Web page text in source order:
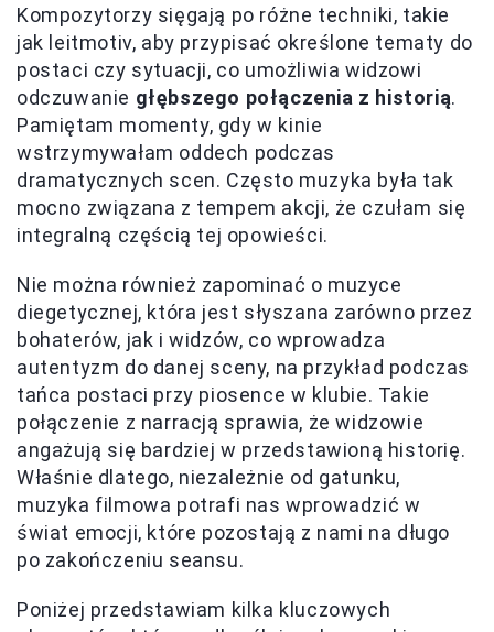
Kompozytorzy sięgają po różne techniki, takie
jak leitmotiv, aby przypisać określone tematy do
postaci czy sytuacji, co umożliwia widzowi
odczuwanie głębszego połączenia z historią.
Pamiętam momenty, gdy w kinie
wstrzymywałam oddech podczas
dramatycznych scen. Często muzyka była tak
mocno związana z tempem akcji, że czułam się
integralną częścią tej opowieści.
Nie można również zapominać o muzyce
diegetycznej, która jest słyszana zarówno przez
bohaterów, jak i widzów, co wprowadza
autentyzm do danej sceny, na przykład podczas
tańca postaci przy piosence w klubie. Takie
połączenie z narracją sprawia, że widzowie
angażują się bardziej w przedstawioną historię.
Właśnie dlatego, niezależnie od gatunku,
muzyka filmowa potrafi nas wprowadzić w
świat emocji, które pozostają z nami na długo
po zakończeniu seansu.
Poniżej przedstawiam kilka kluczowych